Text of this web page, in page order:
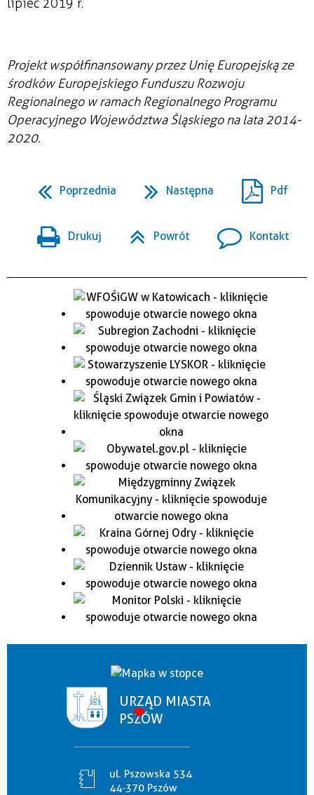
lipiec 2019 r.
Projekt współfinansowany przez Unię Europejską ze
środków Europejskiego Funduszu Rozwoju
Regionalnego w ramach Regionalnego Programu
Operacyjnego Województwa Śląskiego na lata 2014-
2020.
Poprzednia Następna Pdf
Drukuj Powrót Kontakt
URZĄD MIASTA
PSZÓW
ul. Pszowska 534
44-370 Pszów